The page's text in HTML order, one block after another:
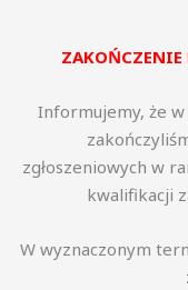
ZAKOŃCZENIE
Informujemy, że w
zgłoszeniowych w
kwalifikacji
W wyznaczonym